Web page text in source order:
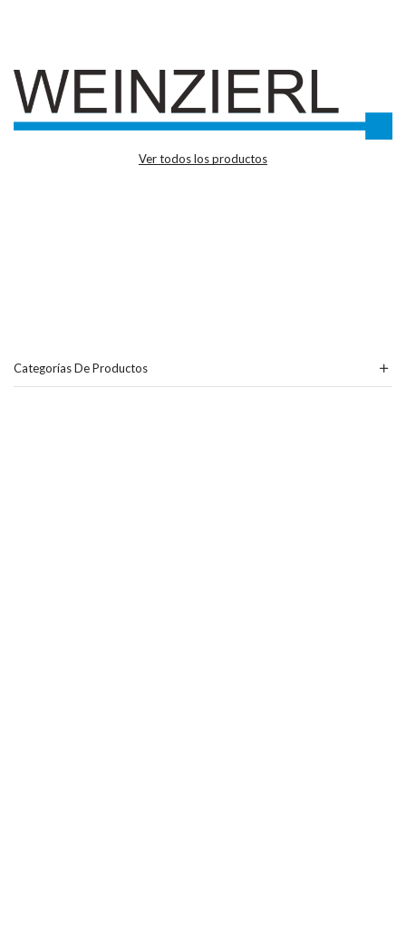
Ver todos los productos
Categorías De Productos